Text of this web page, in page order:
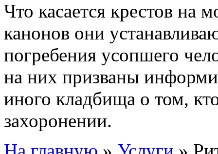
Что касается крестов на
канонов они
погребения усопшего
на них призваны
иного кладбища о том,
захоронении.